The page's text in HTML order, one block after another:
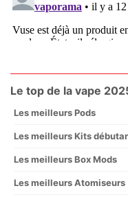
Le top de la vape
Les meilleurs Pods
Les meilleurs Kits
Les meilleurs Box Mods
Les meilleurs Atomiseurs